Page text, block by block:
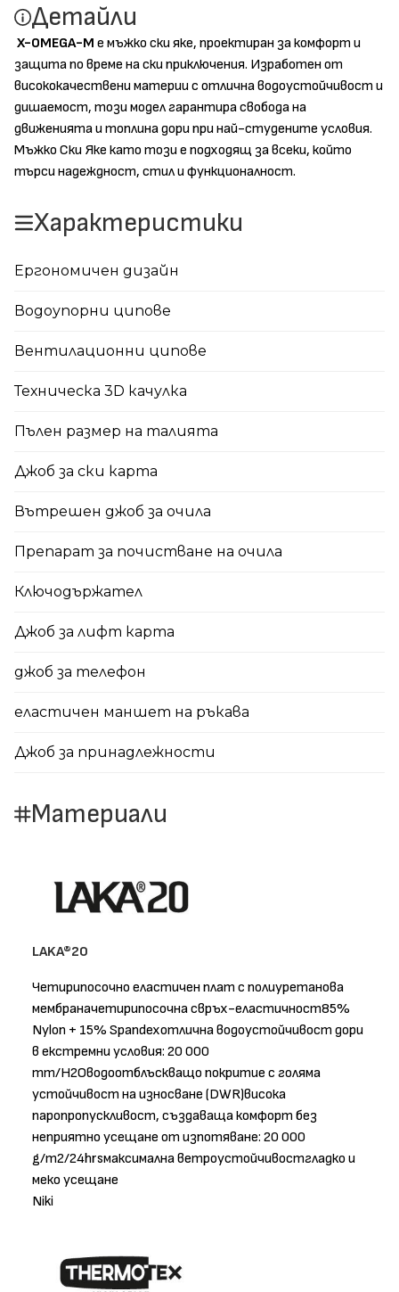
Добави в любими Сравни
Детайли
X-OMEGA-M е мъжко ски яке, проектиран за комфорт и
защита по време на ски приключения. Изработен от
висококачествени материи с отлична водоустойчивост и
дишаемост, този модел гарантира свобода на
движенията и топлина дори при най-студените условия.
Мъжко Ски Яке като този е подходящ за всеки, който
търси надеждност, стил и функционалност.
Характеристики
Ергономичен дизайн
Водоупорни ципове
Вентилационни ципове
Техническа 3D качулка
Пълен размер на талията
Джоб за ски карта
Вътрешен джоб за очила
Препарат за почистване на очила
Ключодържател
Джоб за лифт карта
джоб за телефон
еластичен маншет на ръкава
Джоб за принадлежности
Материали
LAKA®20
Четирипосочно еластичен плат с полиуретанова
мембраначетирипосочна свръх-еластичност85%
Nylon + 15% Spandexотлична водоустойчивост дори
в екстремни условия: 20 000
mm/H2Oводоотблъскващо покритие с голяма
устойчивост на износване (DWR)висока
паропропускливост, създаваща комфорт без
неприятно усещане от изпотяване: 20 000
g/m2/24hrsмаксимална ветроустойчивостгладко и
меко усещане
Niki